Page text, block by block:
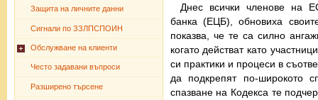
Защита на личните данни
Сигнали по ЗЗЛПСПОИН
Обслужване на клиенти
Често задавани въпроси
Разширено търсене
Днес всички членове на
банка (ЕЦБ), обновиха
показва, че те са силно
когато действат като
си практики и процеси в
да подкрепят по-широкото
спазване на Кодекса те